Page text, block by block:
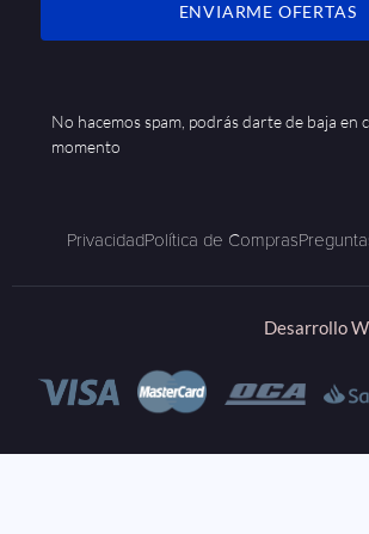
ENVIARME OFERTAS
No hacemos spam, podrás darte de baja en
momento
PrivacidadPolítica de Compras
Desarrollo